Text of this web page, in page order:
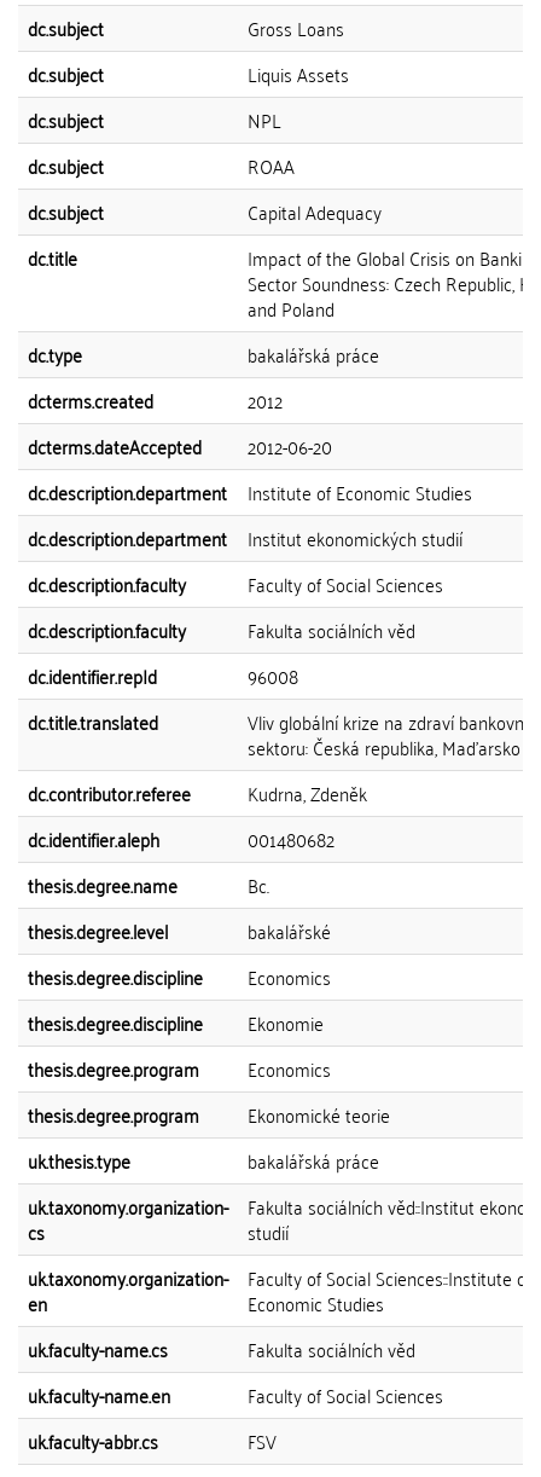
dc.subject
Gross Loans
dc.subject
Liquis Assets
dc.subject
NPL
dc.subject
ROAA
dc.subject
Capital Adequacy
dc.title
Impact of the Global Crisis on Banking
Sector Soundness: Czech Republic,
and Poland
dc.type
bakalářská práce
dcterms.created
2012
dcterms.dateAccepted
2012-06-20
dc.description.department
Institute of Economic Studies
dc.description.department
Institut ekonomických studií
dc.description.faculty
Faculty of Social Sciences
dc.description.faculty
Fakulta sociálních věd
dc.identifier.repId
96008
dc.title.translated
Vliv globální krize na zdraví
sektoru: Česká republika, Maďarsko
dc.contributor.referee
Kudrna, Zdeněk
dc.identifier.aleph
001480682
thesis.degree.name
Bc.
thesis.degree.level
bakalářské
thesis.degree.discipline
Economics
thesis.degree.discipline
Ekonomie
thesis.degree.program
Economics
thesis.degree.program
Ekonomické teorie
uk.thesis.type
bakalářská práce
uk.taxonomy.organization-
cs
Fakulta sociálních věd::Institut
studií
uk.taxonomy.organization-
en
Faculty of Social Sciences::Institute of
Economic Studies
uk.faculty-name.cs
Fakulta sociálních věd
uk.faculty-name.en
Faculty of Social Sciences
uk.faculty-abbr.cs
FSV